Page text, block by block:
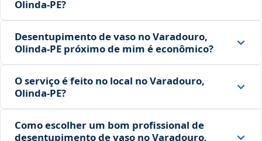
Olinda‑PE?
Desentupimento de vaso no Varadouro,
Olinda‑PE próximo de mim é econômico?
O serviço é feito no local no Varadouro,
Olinda‑PE?
Como escolher um bom profissional de
desentupimento de vaso no Varadouro,